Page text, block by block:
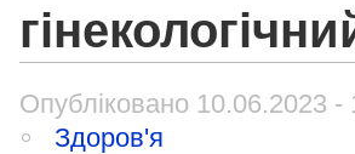
Опубліковано 10.06.2023 -
Здоров'я